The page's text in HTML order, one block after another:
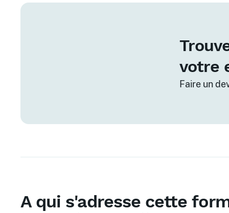
votre
Faire un
A qui s'adresse cette